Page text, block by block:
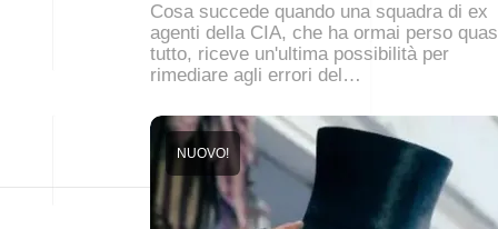
Cosa succede quando una squadra di ex
agenti della CIA, che ha ormai perso
tutto, riceve un'ultima possibilità per
rimediare agli errori del…
NUOVO!